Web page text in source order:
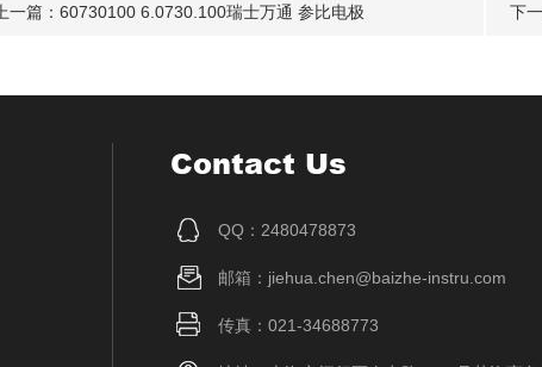
上一篇： 60730100 6.0730.100瑞士万通 参比电极 下
Contact Us
QQ：2480478873
邮箱：jiehua.chen@baizhe-instru.com
传真：021-34688773